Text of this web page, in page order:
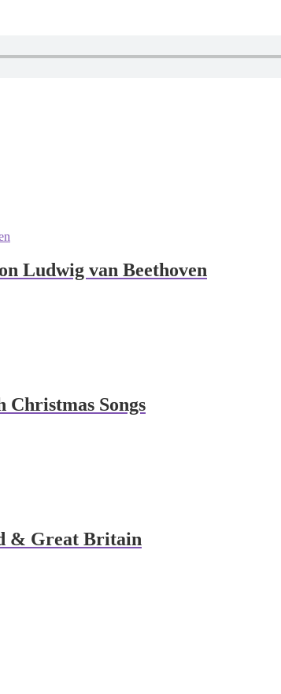
Ludwig van Beethoven
Christmas Songs
& Great Britain